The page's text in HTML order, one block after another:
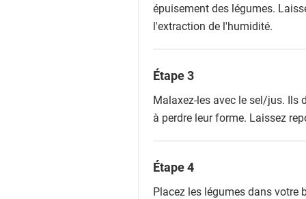
épuisement des légumes.
l'extraction de l'humidité.
Étape 3
Malaxez-les avec le sel/jus. Ils
à perdre leur forme. Laissez
Étape 4
Placez les légumes dans votre